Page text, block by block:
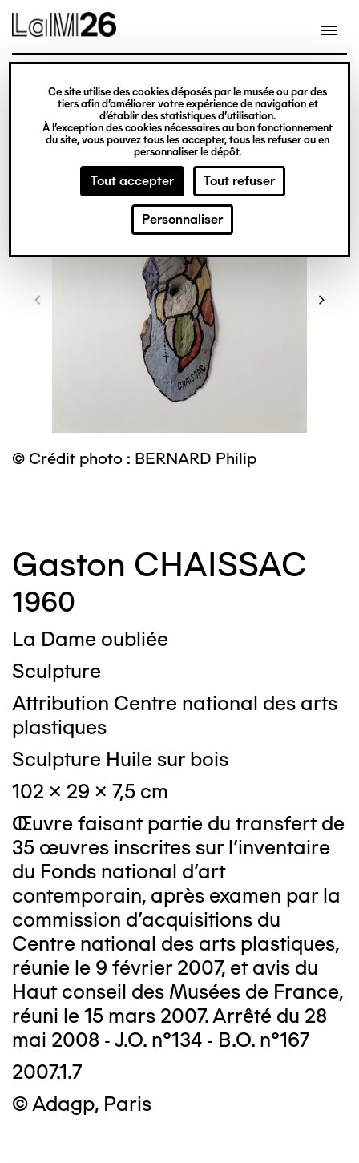
Gestion des cookies
Ce site utilise des cookies déposés par le musée ou par des
tiers afin d’améliorer votre expérience de navigation et
d’établir des statistiques d’utilisation.
À l’exception des cookies nécessaires au bon fonctionnement
du site, vous pouvez tous les accepter, tous les refuser ou en
personnaliser le dépôt.
Tout accepter Tout refuser
Personnaliser
contenu
© Crédit photo : BERNARD Philip
Gaston CHAISSAC
1960
La Dame oubliée
Sculpture
Attribution Centre national des arts
plastiques
Sculpture Huile sur bois
102 x 29 x 7,5 cm
Œuvre faisant partie du transfert de
35 œuvres inscrites sur l'inventaire
du Fonds national d’art
contemporain, après examen par la
commission d'acquisitions du
Centre national des arts plastiques,
réunie le 9 février 2007, et avis du
Haut conseil des Musées de France,
réuni le 15 mars 2007. Arrêté du 28
mai 2008 - J.O. n°134 - B.O. n°167
2007.1.7
© Adagp, Paris